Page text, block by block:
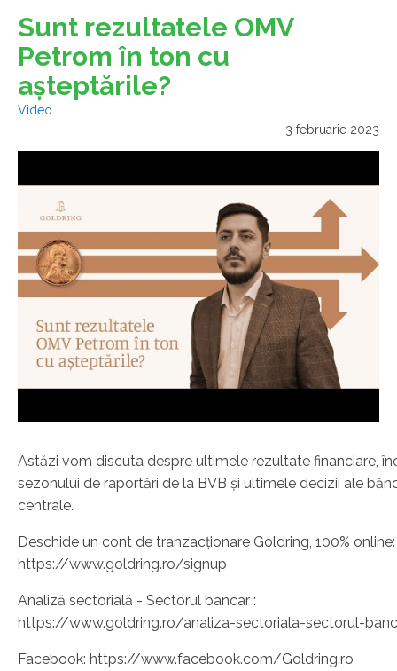
Sunt rezultatele OMV
Petrom în ton cu
așteptările?
Video
3 februarie 2023
Astăzi vom discuta despre ultimele rezultate financiare,
sezonului de raportări de la BVB și ultimele decizii ale
centrale.
Deschide un cont de tranzacționare Goldring, 100% online:
https://www.goldring.ro/signup
Analiză sectorială - Sectorul bancar :
https://www.goldring.ro/analiza-sectoriala-sectorul-
Facebook: https://www.facebook.com/Goldring.ro